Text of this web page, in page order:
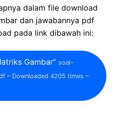
dalam file download
dan jawabannya pdf
pada link dibawah ini:
Gambar” soal-
– Downloaded 4205 times –